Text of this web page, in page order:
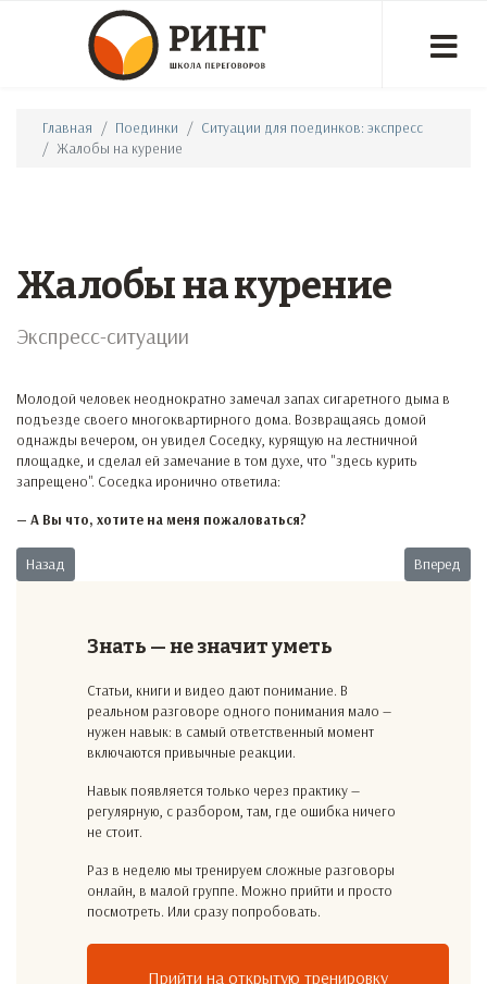
Главная Поединки
Ситуации для поединков: экспресс
Жалобы на курение
Жалобы на курение
Экспресс-ситуации
Молодой человек неоднократно замечал запах сигаретного дыма в
подъезде своего многоквартирного дома. Возвращаясь домой
однажды вечером, он увидел Соседку, курящую на лестничной
площадке, и сделал ей замечание в том духе, что "здесь курить
запрещено". Соседка иронично ответила:
— А Вы что, хотите на меня пожаловаться?
Предыдущий: Если бы молодость знала
Назад Вперед
Знать — не значит уметь
Статьи, книги и видео дают понимание. В
реальном разговоре одного понимания мало —
нужен навык: в самый ответственный момент
включаются привычные реакции.
Навык появляется только через практику —
регулярную, с разбором, там, где ошибка ничего
не стоит.
Раз в неделю мы тренируем сложные разговоры
онлайн, в малой группе. Можно прийти и просто
посмотреть. Или сразу попробовать.
Прийти на открытую тренировку